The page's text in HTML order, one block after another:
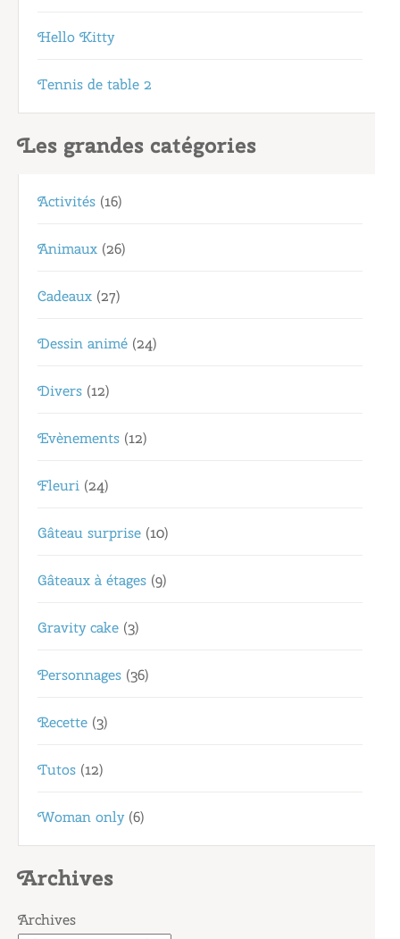
Hello Kitty
Tennis de table 2
Les grandes catégories
Activités (16)
Animaux (26)
Cadeaux (27)
Dessin animé (24)
Divers (12)
Evènements (12)
Fleuri (24)
Gâteau surprise (10)
Gâteaux à étages (9)
Gravity cake (3)
Personnages (36)
Recette (3)
Tutos (12)
Woman only(6)
Archives
Archives